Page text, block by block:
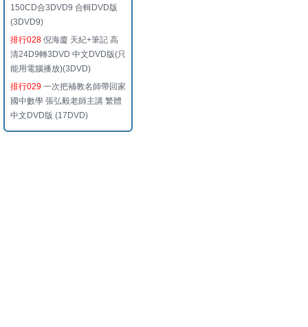
150CD合3DVD9 合輯DVD版
(3DVD9)
排行028 倪海廈 天紀+筆記 高
清24D9轉3DVD 中文DVD版(只
能用電腦播放)(3DVD)
排行029 一次把補教名師帶回家
國中數學 張弘毅老師主講 繁體
中文DVD版 (17DVD)